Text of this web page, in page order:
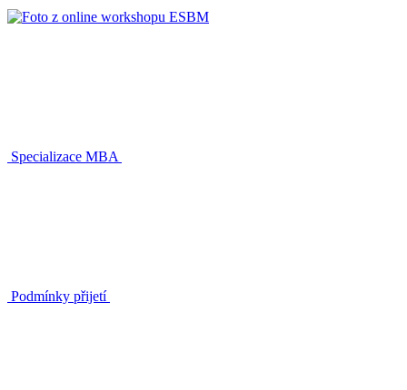
Specializace MBA
Podmínky přijetí